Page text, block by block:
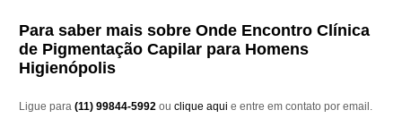
Para saber mais sobre Onde Encontro Clínica
de Pigmentação Capilar para Homens
Higienópolis
Ligue para(11) 99844-5992ouclique aqui e entre em contato por email.